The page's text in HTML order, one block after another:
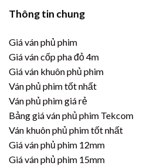
Thông tin chung
Giá ván phủ phim
Giá ván cốp pha đỏ 4m
Giá ván khuôn phủ phim
Ván phủ phim tốt nhất
Ván phủ phim giá rẻ
Bảng giá ván phủ phim Tekcom
Ván khuôn phủ phim tốt nhất
Giá ván phủ phim 12mm
Giá ván phủ phim 15mm